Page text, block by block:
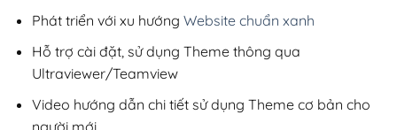
Phát triển với xu hướng Website chuẩn xanh
Hỗ trợ cài đặt, sử dụng Theme thông qua
Ultraviewer/Teamview
Video hướng dẫn chi tiết sử dụng Theme cơ bản cho
người mới